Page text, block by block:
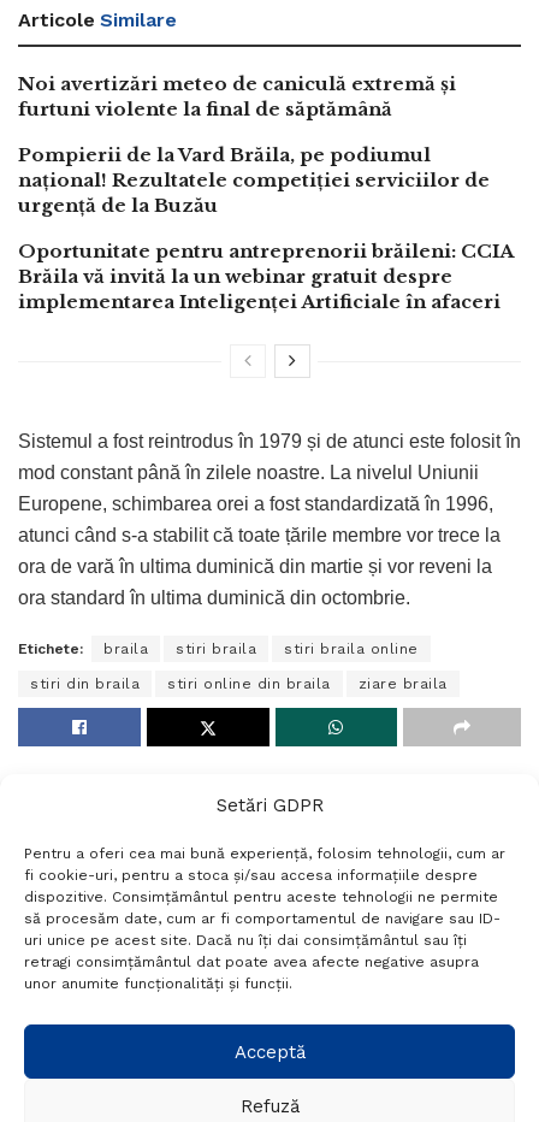
Setări GDPR
Pentru a oferi cea mai bună experiență, folosim tehnologii, cum ar
fi cookie-uri, pentru a stoca și/sau accesa informațiile despre
dispozitive. Consimțământul pentru aceste tehnologii ne permite
să procesăm date, cum ar fi comportamentul de navigare sau ID-
uri unice pe acest site. Dacă nu îți dai consimțământul sau îți
retragi consimțământul dat poate avea afecte negative asupra
unor anumite funcționalități și funcții.
Acceptă
Refuză
Articole Similare
Noi avertizări meteo de caniculă extremă și
furtuni violente la final de săptămână
Pompierii de la Vard Brăila, pe podiumul
național! Rezultatele competiției serviciilor de
urgență de la Buzău
Oportunitate pentru antreprenorii brăileni: CCIA
Brăila vă invită la un webinar gratuit despre
implementarea Inteligenței Artificiale în afaceri
Sistemul a fost reintrodus în 1979 și de atunci este folosit în
mod constant până în zilele noastre. La nivelul Uniunii
Europene, schimbarea orei a fost standardizată în 1996,
atunci când s-a stabilit că toate țările membre vor trece la
ora de vară în ultima duminică din martie și vor reveni la
ora standard în ultima duminică din octombrie.
Etichete: braila stiri braila stiri braila online
stiri din braila stiri online din braila ziare braila
Termeni si conditii
Politică de confidențialitate
Politica cookies
Setări GDPR
+40 788 760 194